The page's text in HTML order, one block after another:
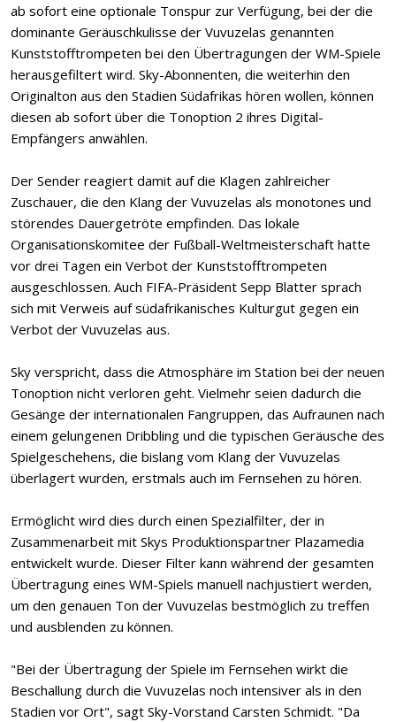
ab sofort eine optionale Tonspur zur Verfügung, bei der die
dominante Geräuschkulisse der Vuvuzelas genannten
Kunststofftrompeten bei den Übertragungen der WM-Spiele
herausgefiltert wird. Sky-Abonnenten, die weiterhin den
Originalton aus den Stadien Südafrikas hören wollen, können
diesen ab sofort über die Tonoption 2 ihres Digital-
Empfängers anwählen.
Der Sender reagiert damit auf die Klagen zahlreicher
Zuschauer, die den Klang der Vuvuzelas als monotones und
störendes Dauergetröte empfinden. Das lokale
Organisationskomitee der Fußball-Weltmeisterschaft hatte
vor drei Tagen ein Verbot der Kunststofftrompeten
ausgeschlossen. Auch FIFA-Präsident Sepp Blatter sprach
sich mit Verweis auf südafrikanisches Kulturgut gegen ein
Verbot der Vuvuzelas aus.
Sky verspricht, dass die Atmosphäre im Station bei der neuen
Tonoption nicht verloren geht. Vielmehr seien dadurch die
Gesänge der internationalen Fangruppen, das Aufraunen nach
einem gelungenen Dribbling und die typischen Geräusche des
Spielgeschehens, die bislang vom Klang der Vuvuzelas
überlagert wurden, erstmals auch im Fernsehen zu hören.
Ermöglicht wird dies durch einen Spezialfilter, der in
Zusammenarbeit mit Skys Produktionspartner Plazamedia
entwickelt wurde. Dieser Filter kann während der gesamten
Übertragung eines WM-Spiels manuell nachjustiert werden,
um den genauen Ton der Vuvuzelas bestmöglich zu treffen
und ausblenden zu können.
"Bei der Übertragung der Spiele im Fernsehen wirkt die
Beschallung durch die Vuvuzelas noch intensiver als in den
Stadien vor Ort", sagt Sky-Vorstand Carsten Schmidt. "Da